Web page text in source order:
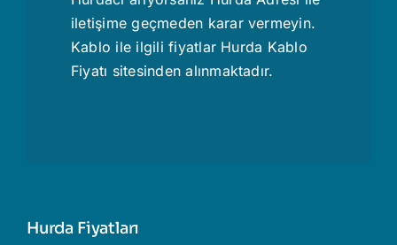
iletişime geçmeden karar vermeyin.
Kablo ile ilgili fiyatlar Hurda Kablo
Fiyatı sitesinden alınmaktadır.
Hurda Fiyatları